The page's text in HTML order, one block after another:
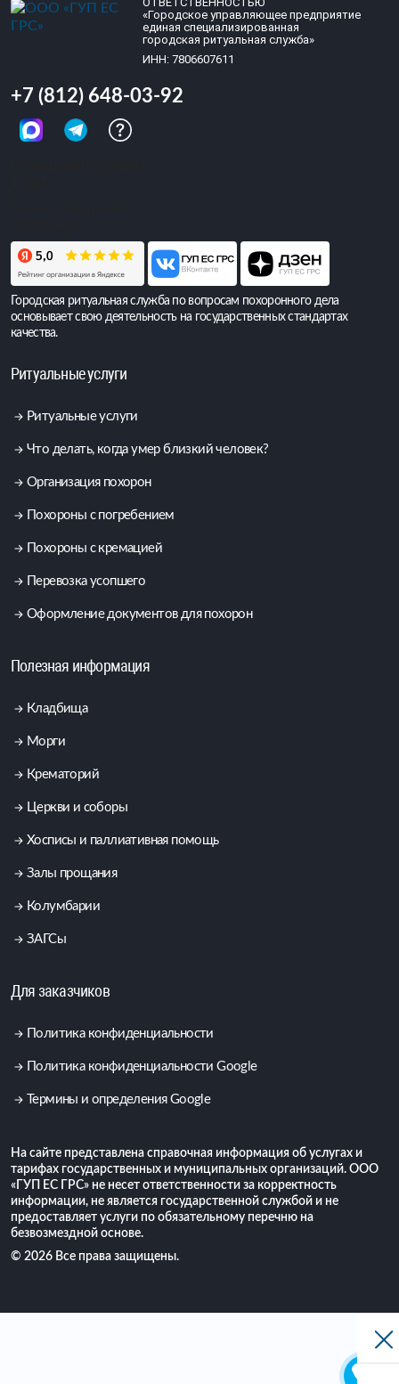
«Городское управляющее предприятие
единая специализированная
городская ритуальная служба»
ИНН: 7806607611
+7 (812) 648-03-92
Городская ритуальная служба по вопросам похоронного дела
основывает свою деятельность на государственных стандартах
качества.
Ритуальные услуги
Ритуальные услуги
Что делать, когда умер близкий человек?
Организация похорон
Похороны с погребением
Похороны с кремацией
Перевозка усопшего
Оформление документов для похорон
Полезная информация
Кладбища
Морги
Крематорий
Церкви и соборы
Хосписы и паллиативная помощь
Залы прощания
Колумбарии
ЗАГСы
Для заказчиков
Политика конфиденциальности
Политика конфиденциальности Google
Термины и определения Google
На сайте представлена справочная информация об услугах и
тарифах государственных и муниципальных организаций. ООО
«ГУП ЕС ГРС» не несет ответственности за корректность
информации, не является государственной службой и не
предоставляет услуги по обязательному перечню на
безвозмездной основе.
© 2026 Все права защищены.